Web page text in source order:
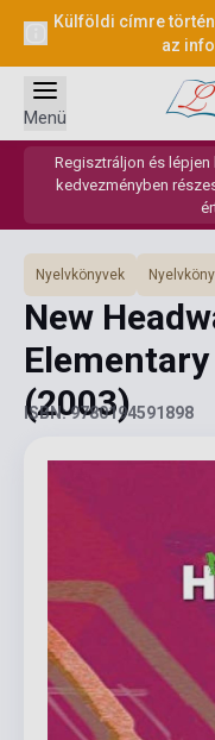
Külföldi címre
az
Regisztráljon és
kedvezményben
Menü
Nyelvkönyvek
New
(2003)
ISBN: 9780194591898